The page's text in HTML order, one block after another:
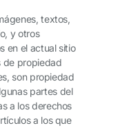
textos,
y otros
en el actual sitio
de propiedad
son propiedad
partes del
a los derechos
a los que